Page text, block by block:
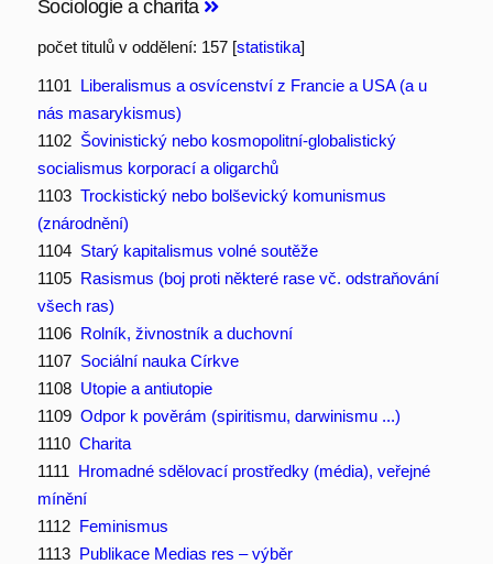
Sociologie a charita
počet titulů v oddělení: 157 [statistika]
1101 Liberalismus a osvícenství z Francie a USA (a u
nás masarykismus)
1102 Šovinistický nebo kosmopolitní-globalistický
socialismus korporací a oligarchů
1103 Trockistický nebo bolševický komunismus
(znárodnění)
1104 Starý kapitalismus volné soutěže
1105 Rasismus (boj proti některé rase vč. odstraňování
všech ras)
1106 Rolník, živnostník a duchovní
1107 Sociální nauka Církve
1108 Utopie a antiutopie
1109 Odpor k pověrám (spiritismu, darwinismu ...)
1110 Charita
1111 Hromadné sdělovací prostředky (média), veřejné
mínění
1112 Feminismus
1113 Publikace Medias res – výběr